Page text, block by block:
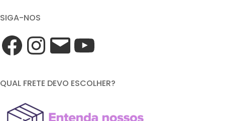
SIGA-NOS
QUAL FRETE DEVO ESCOLHER?